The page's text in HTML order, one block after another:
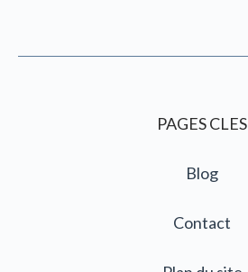
PAGES CLES
Blog
Contact